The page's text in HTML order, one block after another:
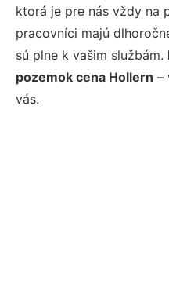
ktorá je pre nás vždy na
pracovníci majú
sú plne k vašim službám.
pozemok cena Hollern –
vás.